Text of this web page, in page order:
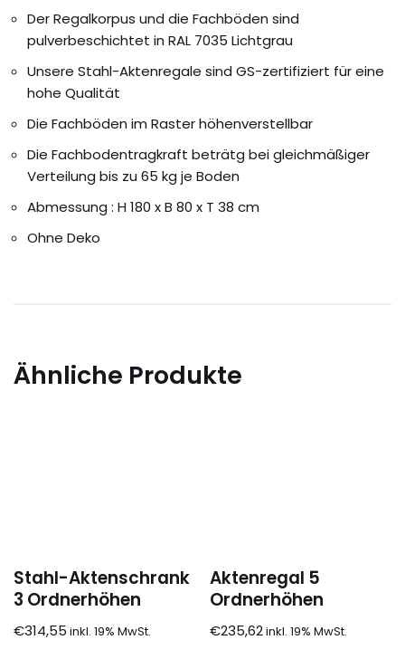
Der Regalkorpus und die Fachböden sind
pulverbeschichtet in RAL 7035 Lichtgrau
Unsere Stahl-Aktenregale sind GS-zertifiziert für eine
hohe Qualität
Die Fachböden im Raster höhenverstellbar
Die Fachbodentragkraft beträtg bei gleichmäßiger
Verteilung bis zu 65 kg je Boden
Abmessung : H 180 x B 80 x T 38 cm
Ohne Deko
Ähnliche Produkte
Stahl-Aktenschrank
3 Ordnerhöhen
€314,55
Aktenregal 5
Ordnerhöhen
€235,62